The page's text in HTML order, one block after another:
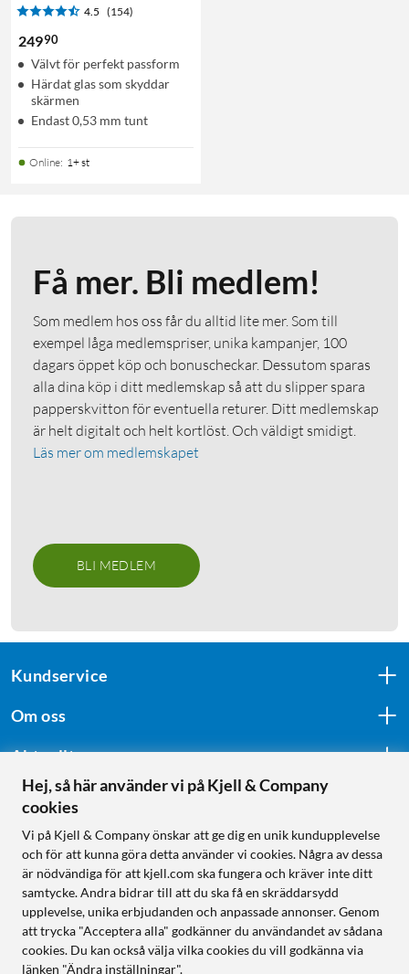
4.5 (154)
24990
Välvt för perfekt passform
Härdat glas som skyddar
skärmen
Endast 0,53 mm tunt
Online: 1+ st
Få mer. Bli medlem!
Som medlem hos oss får du alltid lite mer. Som till
exempel låga medlemspriser, unika kampanjer, 100
dagars öppet köp och bonuscheckar. Dessutom sparas
alla dina köp i ditt medlemskap så att du slipper spara
papperskvitton för eventuella returer. Ditt medlemskap
är helt digitalt och helt kortlöst. Och väldigt smidigt.
Läs mer om medlemskapet
BLI MEDLEM
Kundservice
Om oss
Aktuellt
Följ oss
Handla från:
Sverige
Norge
Hej, så här använder vi på Kjell & Company
cookies
Vi på Kjell & Company önskar att ge dig en unik kundupplevelse
och för att kunna göra detta använder vi cookies. Några av dessa
är nödvändiga för att kjell.com ska fungera och kräver inte ditt
samtycke. Andra bidrar till att du ska få en skräddarsydd
upplevelse, unika erbjudanden och anpassade annonser. Genom
att trycka "Acceptera alla" godkänner du användandet av sådana
cookies. Du kan också välja vilka cookies du vill godkänna via
länken "Ändra inställningar".